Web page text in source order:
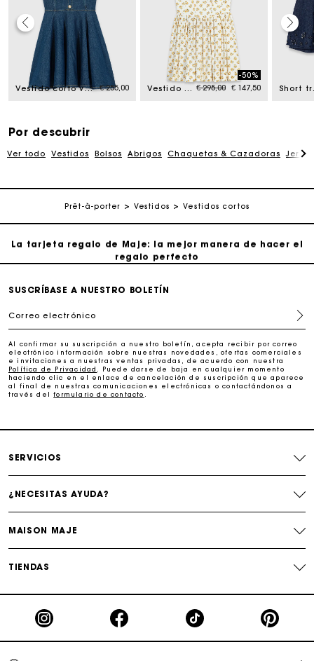
Vestido corto vaquero acampanado € 255,00 Vestido corto acampanado estampado Price reduced from
€ 295,00to
-50%
€ 147,50
Por descubrir
Ver todo Vestidos Bolsos Abrigos Chaquetas & Cazadoras
Prêt-à-porter Vestidos Vestidos cortos
La tarjeta regalo de Maje: la mejor manera de hacer el
regalo perfecto
Entrega a domicilio ofrecida dentro de 2-3 días
Paga en 3 cuotas sin comisiones
Seguir mi pedido
La tarjeta regalo de Maje: la mejor manera de hacer el
regalo perfecto
Entrega a domicilio ofrecida dentro de 2-3 días
Cambios & Devoluciones gratuitos
SUSCRÍBASE A NUESTRO BOLETÍN
Correo electrónico
Al confirmar su suscripción a nuestro boletín, acepta recibir por correo
electrónico información sobre nuestras novedades, ofertas comerciales
e invitaciones a nuestras ventas privadas, de acuerdo con nuestra
Política de Privacidad
. Puede darse de baja en cualquier momento
haciendo clic en el enlace de cancelación de suscripción que aparece
al final de nuestras comunicaciones electrónicas o contactándonos a
través delformulario de contacto
SERVICIOS
¿NECESITAS AYUDA?
MAISON MAJE
TIENDAS